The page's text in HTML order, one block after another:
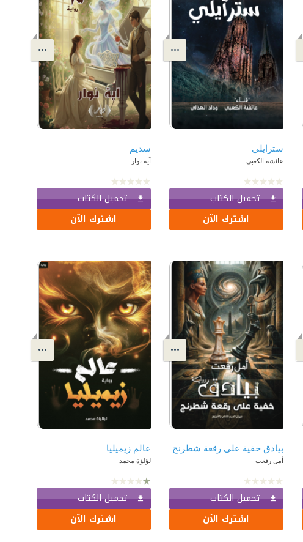
سترايلي
عائشة الكعبي
تحميل الكتاب
اشترك الآن
سديم
آية نوار
تحميل الكتاب
اشترك الآن
بيادق خفية على رقعة شطرنج
أمل رفعت
تحميل الكتاب
اشترك الآن
عالم زيميليا
لؤلؤة محمد
تحميل الكتاب
اشترك الآن